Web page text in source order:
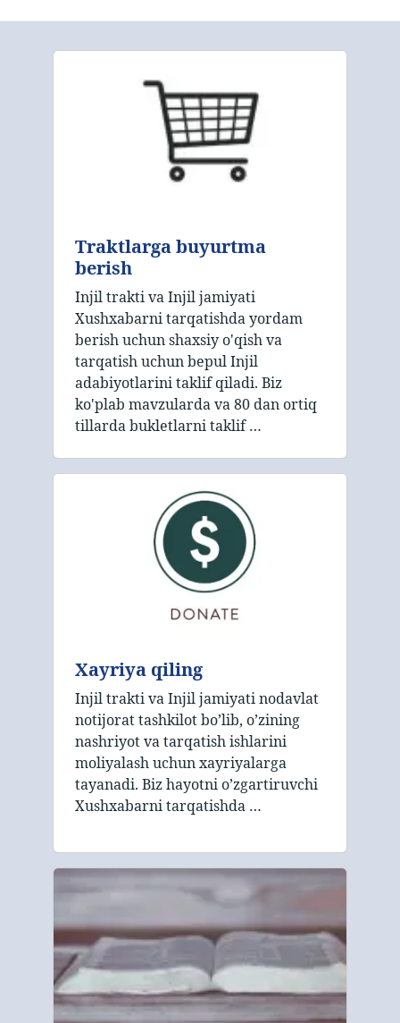
Traktlarga buyurtma
berish
Injil trakti va Injil jamiyati
Xushxabarni tarqatishda yordam
berish uchun shaxsiy o'qish va
tarqatish uchun bepul Injil
adabiyotlarini taklif qiladi. Biz
ko'plab mavzularda va 80 dan ortiq
tillarda bukletlarni taklif …
Xayriya qiling
Injil trakti va Injil jamiyati nodavlat
notijorat tashkilot bo’lib, o’zining
nashriyot va tarqatish ishlarini
moliyalash uchun xayriyalarga
tayanadi. Biz hayotni o’zgartiruvchi
Xushxabarni tarqatishda …